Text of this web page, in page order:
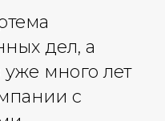
дел, а
много лет
с